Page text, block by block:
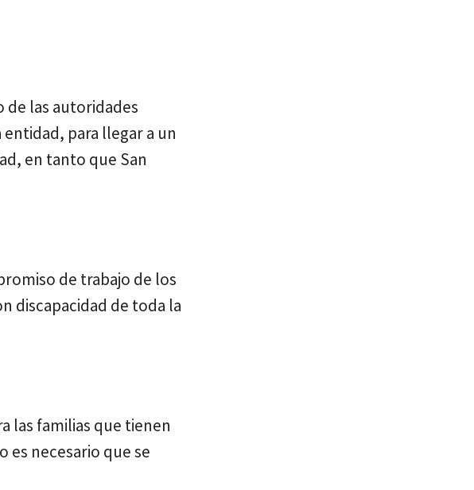
de las autoridades
para llegar a un
en tanto que San
de trabajo de los
discapacidad de toda la
las familias que tienen
es necesario que se